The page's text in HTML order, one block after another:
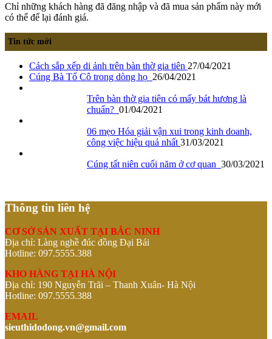
Chỉ những khách hàng đã đăng nhập và đã mua sản phẩm này mới
có thể để lại đánh giá.
Tin tức mới
Cách sắp xếp di ảnh trên bàn thờ gia tiên 27/04/2021
Cúng Bà Tổ Cô trong dòng họ 26/04/2021
Trên bàn thờ gia tiên có mấy bát hương là
chuẩn? 01/04/2021
06 mẹo Hóa giải vận xui trong kinh doanh,
công việc hiệu quả nhất 31/03/2021
Cúng tất niên cuối năm ở cơ quan 30/03/2021
Thông tin liên hệ
CƠ SỞ SẢN XUẤT TẠI BẮC NINH
Địa chỉ: Làng nghề đúc đồng Đại Bái
Hotline: 097.5555.388
KHO HÀNG TẠI HÀ NỘI
Địa chỉ: 190 Nguyễn Trãi – Thanh Xuân- Hà Nội
Hotline: 097.5555.388
EMAIL
sieuthidodong.vn@gmail.com